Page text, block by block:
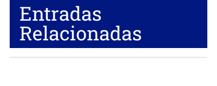
Entradas
Relacionadas